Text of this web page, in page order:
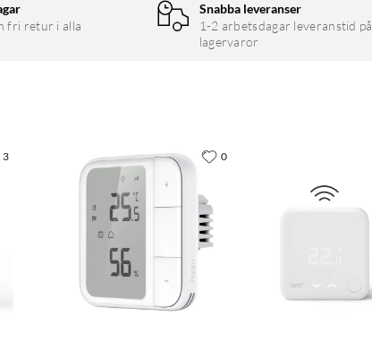
sover eller är hemifrån. Med semesterläge (kräver
Termostaten kommunicerar med andra Plejd-
HomeKit och Google Home.
fri retur i alla
Snabba leveranser
1-2 arbetsdagar leveranstid på
lagervaror
3 0